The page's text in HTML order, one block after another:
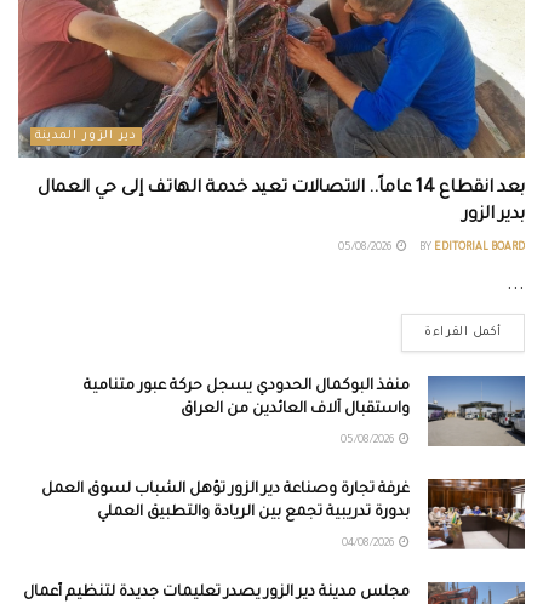
دير الزور المدينة
بعد انقطاع 14 عاماً.. الاتصالات تعيد خدمة الهاتف إلى حي العمال
بدير الزور
BY EDITORIAL BOARD
...
أكمل القراءة
منفذ البوكمال الحدودي يسجل حركة عبور متنامية
واستقبال آلاف العائدين من العراق
غرفة تجارة وصناعة دير الزور تؤهل الشباب لسوق العمل
بدورة تدريبية تجمع بين الريادة والتطبيق العملي
مجلس مدينة دير الزور يصدر تعليمات جديدة لتنظيم أعمال